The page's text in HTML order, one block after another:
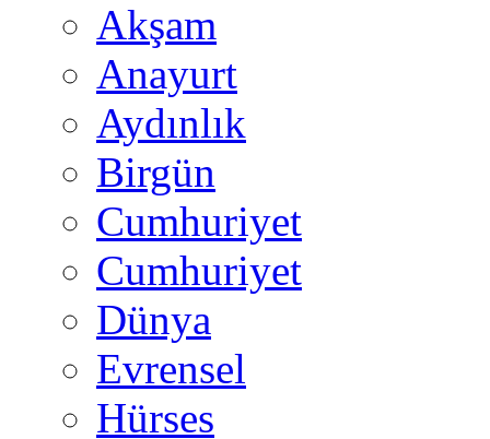
Akşam
Anayurt
Aydınlık
Birgün
Cumhuriyet
Cumhuriyet
Dünya
Evrensel
Hürses